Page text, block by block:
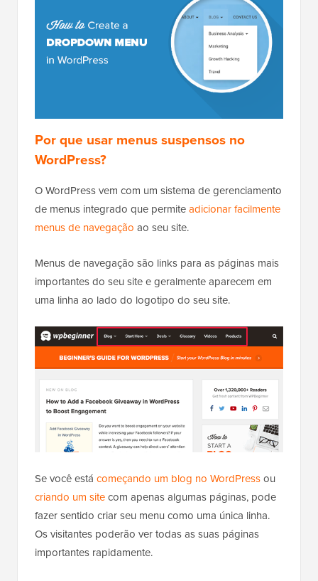
Por que usar menus suspensos no
WordPress?
O WordPress vem com um sistema de gerenciamento
de menus integrado que permiteadicionar facilmente
menus de navegação ao seu site.
Menus de navegação são links para as páginas mais
importantes do seu site e geralmente aparecem em
uma linha ao lado do logotipo do seu site.
Se você está começando um blog no WordPressou
criando um sitecom apenas algumas páginas, pode
fazer sentido criar seu menu como uma única linha.
Os visitantes poderão ver todas as suas páginas
importantes rapidamente.